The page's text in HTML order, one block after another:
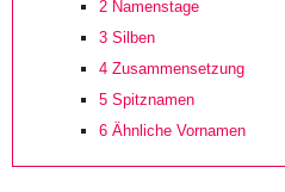
2 Namenstage
3 Silben
4 Zusammensetzung
5 Spitznamen
6 Ähnliche Vornamen